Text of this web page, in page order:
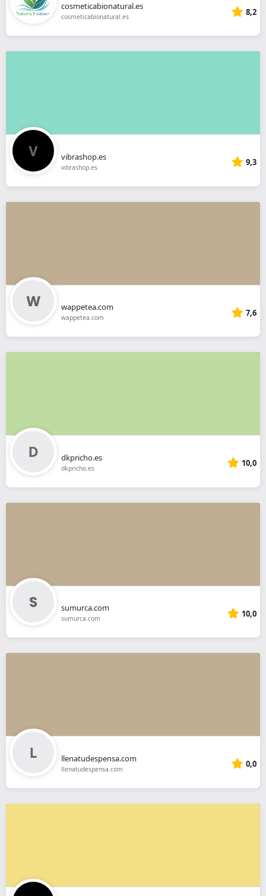
cosmeticabionatural.es
cosmeticabionatural.es 8,2
vibrashop.es
vibrashop.es 9,3
wappetea.com
wappetea.com 7,6
dkpricho.es
dkpricho.es 10,0
sumurca.com
sumurca.com 10,0
llenatudespensa.com
llenatudespensa.com 0,0